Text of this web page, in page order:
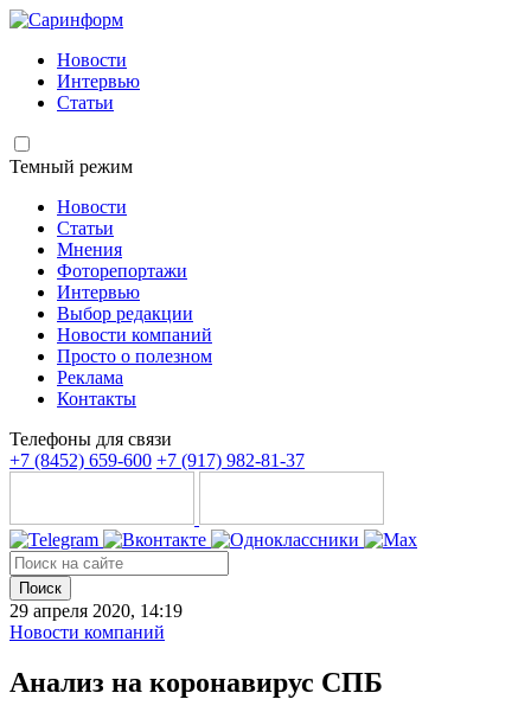
Новости
Интервью
Статьи
Темный режим
Новости
Статьи
Мнения
Фоторепортажи
Интервью
Выбор редакции
Новости компаний
Просто о полезном
Реклама
Контакты
Телефоны для связи
+7 (8452) 659-600 +7 (917) 982-81-37
Поиск
29 апреля 2020, 14:19
Новости компаний
Анализ на коронавирус СПБ